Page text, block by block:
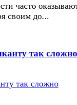
часто
своим до...
так сложно